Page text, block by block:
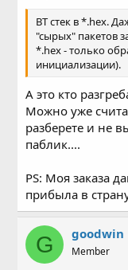
BT стек в *.hex.
"сырых" пакетов
*.hex - только
инициализации).
А это кто
Можно уже
разберете и не
паблик....
PS: Моя заказа
прибыла в
G goodwin
Member